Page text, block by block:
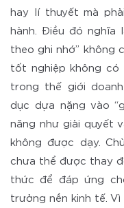
hay lí thuyết mà
hành. Điều đó nghĩa
theo ghi nhớ” không
tốt nghiệp không có
trong thế giới
dục dựa nặng vào
năng như giải quyết
không được dạy.
chưa thể được thay
thức để đáp ứng
trưởng nền kinh tế.